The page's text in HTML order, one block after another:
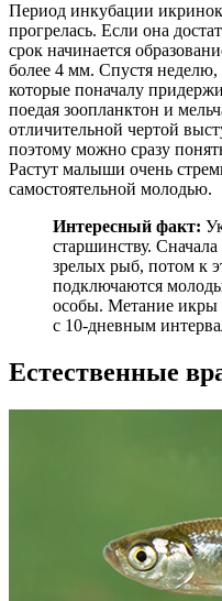
Период инкубации икринок
прогрелась. Если она
срок начинается
более 4 мм. Спустя неделю,
которые поначалу
поедая зоопланктон и
отличительной чертой
поэтому можно сразу
Растут малыши очень
самостоятельной молодью.
Интересный факт:
старшинству.
зрелых рыб, потом к
подключаются
особы. Метание икры
с 10-дневным
Естественные